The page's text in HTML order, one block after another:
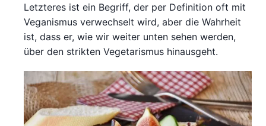
Letzteres ist ein Begriff, der per Definition oft mit
Veganismus verwechselt wird, aber die Wahrheit
ist, dass er, wie wir weiter unten sehen werden,
über den strikten Vegetarismus hinausgeht.